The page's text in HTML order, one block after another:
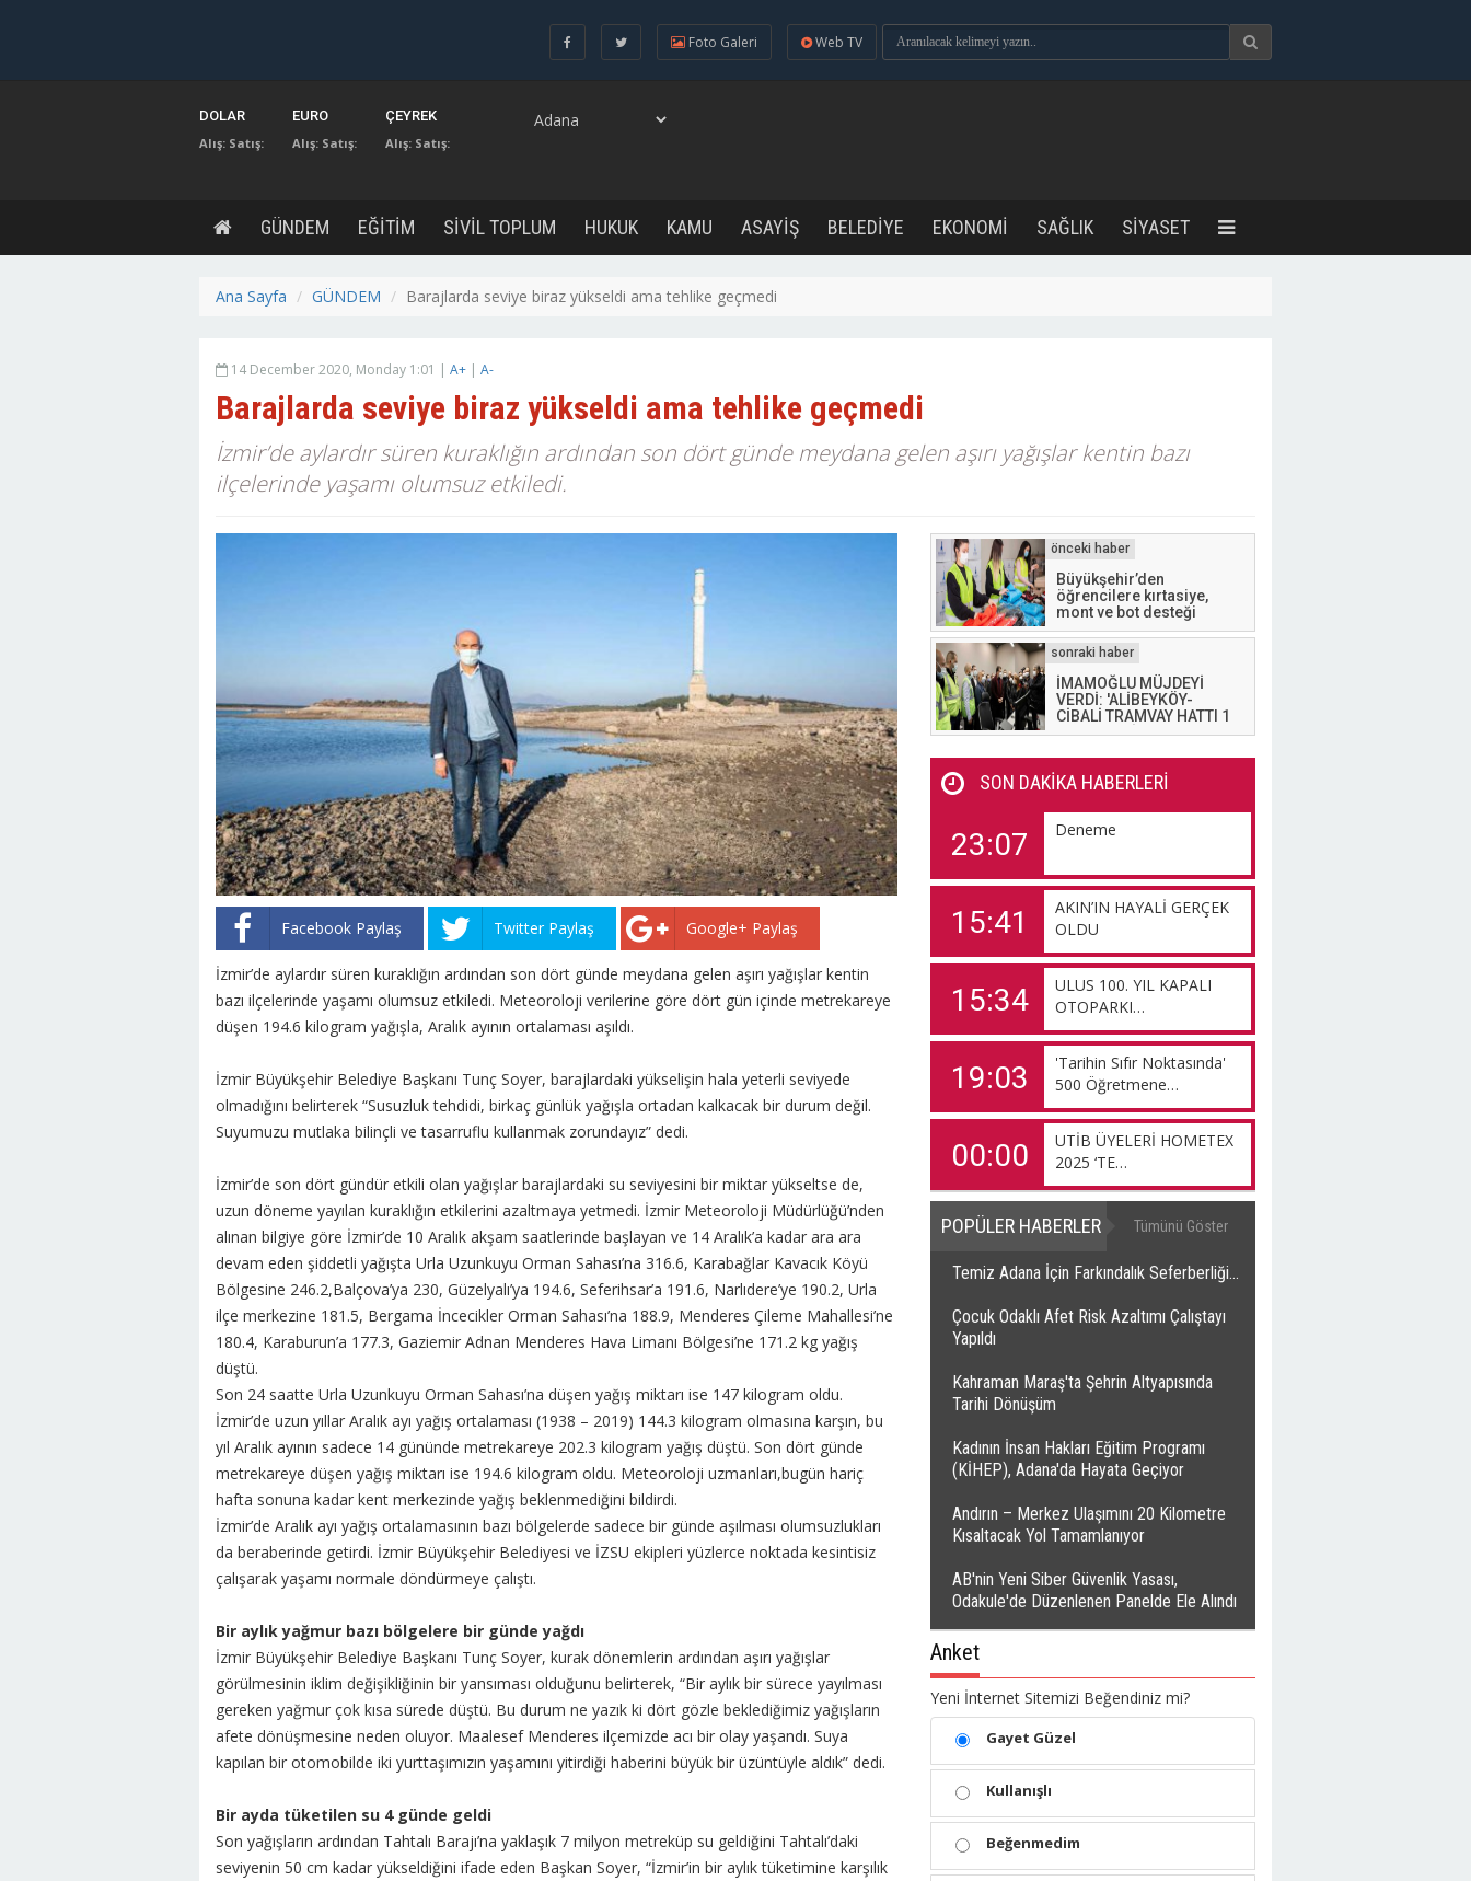
Foto Galeri Web TV
DOLAR
Alış: Satış:
EURO
Alış: Satış:
ÇEYREK
Alış: Satış:
GÜNDEM EĞİTİM SİVİL TOPLUM HUKUK KAMU ASAYİŞ BELEDİYE EKONOMİ SAĞLIK SİYASET
Ana Sayfa GÜNDEM Barajlarda seviye biraz yükseldi ama tehlike geçmedi
14 December 2020, Monday 1:01 | A+ | A-
Barajlarda seviye biraz yükseldi ama tehlike geçmedi
İzmir’de aylardır süren kuraklığın ardından son dört günde meydana gelen aşırı yağışlar kentin bazı
ilçelerinde yaşamı olumsuz etkiledi.
Facebook Paylaş Twitter Paylaş Google+ Paylaş
İzmir’de aylardır süren kuraklığın ardından son dört günde meydana gelen aşırı yağışlar kentin
bazı ilçelerinde yaşamı olumsuz etkiledi. Meteoroloji verilerine göre dört gün içinde metrekareye
düşen 194.6 kilogram yağışla, Aralık ayının ortalaması aşıldı.
İzmir Büyükşehir Belediye Başkanı Tunç Soyer, barajlardaki yükselişin hala yeterli seviyede
olmadığını belirterek “Susuzluk tehdidi, birkaç günlük yağışla ortadan kalkacak bir durum değil.
Suyumuzu mutlaka bilinçli ve tasarruflu kullanmak zorundayız” dedi.
İzmir’de son dört gündür etkili olan yağışlar barajlardaki su seviyesini bir miktar yükseltse de,
uzun döneme yayılan kuraklığın etkilerini azaltmaya yetmedi. İzmir Meteoroloji Müdürlüğü’nden
alınan bilgiye göre İzmir’de 10 Aralık akşam saatlerinde başlayan ve 14 Aralık’a kadar ara ara
devam eden şiddetli yağışta Urla Uzunkuyu Orman Sahası’na 316.6, Karabağlar Kavacık Köyü
Bölgesine 246.2,Balçova’ya 230, Güzelyalı’ya 194.6, Seferihsar’a 191.6, Narlıdere’ye 190.2, Urla
ilçe merkezine 181.5, Bergama İncecikler Orman Sahası’na 188.9, Menderes Çileme Mahallesi’ne
180.4, Karaburun’a 177.3, Gaziemir Adnan Menderes Hava Limanı Bölgesi’ne 171.2 kg yağış
düştü.
Son 24 saatte Urla Uzunkuyu Orman Sahası’na düşen yağış miktarı ise 147 kilogram oldu.
İzmir’de uzun yıllar Aralık ayı yağış ortalaması (1938 – 2019) 144.3 kilogram olmasına karşın, bu
yıl Aralık ayının sadece 14 gününde metrekareye 202.3 kilogram yağış düştü. Son dört günde
metrekareye düşen yağış miktarı ise 194.6 kilogram oldu. Meteoroloji uzmanları,bugün hariç
hafta sonuna kadar kent merkezinde yağış beklenmediğini bildirdi.
İzmir’de Aralık ayı yağış ortalamasının bazı bölgelerde sadece bir günde aşılması olumsuzlukları
da beraberinde getirdi. İzmir Büyükşehir Belediyesi ve İZSU ekipleri yüzlerce noktada kesintisiz
çalışarak yaşamı normale döndürmeye çalıştı.
Bir aylık yağmur bazı bölgelere bir günde yağdı
İzmir Büyükşehir Belediye Başkanı Tunç Soyer, kurak dönemlerin ardından aşırı yağışlar
görülmesinin iklim değişikliğinin bir yansıması olduğunu belirterek, “Bir aylık bir sürece yayılması
gereken yağmur çok kısa sürede düştü. Bu durum ne yazık ki dört gözle beklediğimiz yağışların
afete dönüşmesine neden oluyor. Maalesef Menderes ilçemizde acı bir olay yaşandı. Suya
kapılan bir otomobilde iki yurttaşımızın yaşamını yitirdiği haberini büyük bir üzüntüyle aldık” dedi.
Bir ayda tüketilen su 4 günde geldi
Son yağışların ardından Tahtalı Barajı’na yaklaşık 7 milyon metreküp su geldiğini Tahtalı’daki
seviyenin 50 cm kadar yükseldiğini ifade eden Başkan Soyer, “İzmir’in bir aylık tüketimine karşılık
Büyükşehir’den
öğrencilere kırtasiye,
mont ve bot desteği
İMAMOĞLU MÜJDEYİ
VERDİ: 'ALİBEYKÖY-
CİBALİ TRAMVAY HATTI 1
OCAK'TA HİZMETE
SON DAKİKA HABERLERİ
23:07 Deneme
15:41
AKIN’IN HAYALİ GERÇEK
OLDU
15:34
ULUS 100. YIL KAPALI
OTOPARKI…
19:03
'Tarihin Sıfır Noktasında'
500 Öğretmene…
00:00
UTİB ÜYELERİ HOMETEX
2025 ‘TE…
POPÜLER HABERLER Tümünü Göster
Temiz Adana İçin Farkındalık Seferberliği…
Çocuk Odaklı Afet Risk Azaltımı Çalıştayı
Yapıldı
Kahraman Maraş'ta Şehrin Altyapısında
Tarihi Dönüşüm
Kadının İnsan Hakları Eğitim Programı
(KİHEP), Adana'da Hayata Geçiyor
Andırın – Merkez Ulaşımını 20 Kilometre
Kısaltacak Yol Tamamlanıyor
AB'nin Yeni Siber Güvenlik Yasası,
Odakule'de Düzenlenen Panelde Ele Alındı
Anket
Yeni İnternet Sitemizi Beğendiniz mi?
Gayet Güzel
Kullanışlı
Beğenmedim